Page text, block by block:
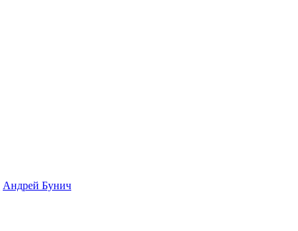
Андрей Бунич